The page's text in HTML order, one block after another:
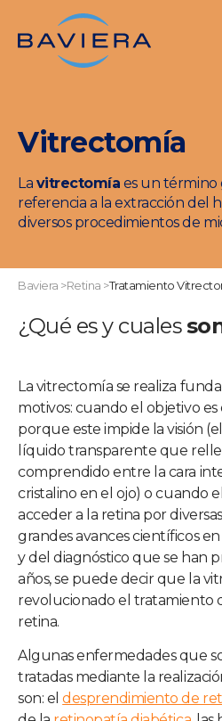
Vitrectomía
La vitrectomía es un término
referencia a la extracción del
diversos procedimientos de
Baviera >Retina >Tratamiento
¿Qué es y cuales
La vitrectomía se realiza
motivos: cuando el objetivo
porque este impide la visión
líquido transparente que
comprendido entre la cara
cristalino en el ojo) o cuando
acceder a la retina por diversas
grandes avances científicos
y del diagnóstico que se han
años, se puede decir que la
revolucionado el tratamiento
retina.
Algunas enfermedades que
tratadas mediante la
son: eldesprendimiento de